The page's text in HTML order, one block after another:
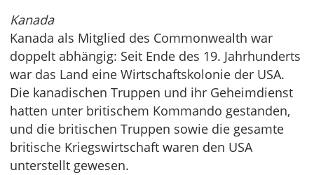
Kanada
Kanada als Mitglied des Commonwealth war
doppelt abhängig: Seit Ende des 19. Jahrhunderts
war das Land eine Wirtschaftskolonie der USA.
Die kanadischen Truppen und ihr Geheimdienst
hatten unter britischem Kommando gestanden,
und die britischen Truppen sowie die gesamte
britische Kriegswirtschaft waren den USA
unterstellt gewesen.